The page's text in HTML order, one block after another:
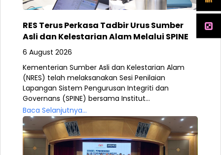
RES Terus Perkasa Tadbir Urus Sumber
Asli dan Kelestarian Alam Melalui SPINE
6 August 2026
Kementerian Sumber Asli dan Kelestarian Alam
(NRES) telah melaksanakan Sesi Penilaian
Lapangan Sistem Pengurusan Integriti dan
Governans (SPINE) bersama Institut...
Baca Selanjutnya...